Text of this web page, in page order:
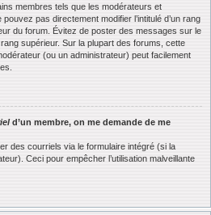
membres tels que les modérateurs et
pas directement modifier l’intitulé d’un rang
du forum. Évitez de poster des messages sur le
supérieur. Sur la plupart des forums, cette
(ou un administrateur) peut facilement
d’un membre, on me demande de me
des courriels via le formulaire intégré (si la
Ceci pour empêcher l’utilisation malveillante